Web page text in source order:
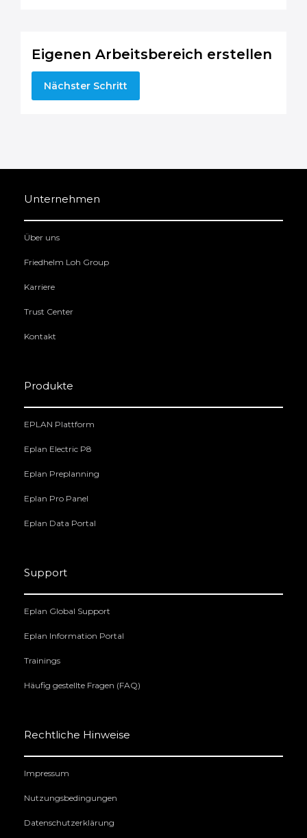
Eigenen Arbeitsbereich erstellen
Nächster Schritt
Unternehmen
Über uns
Friedhelm Loh Group
Karriere
Trust Center
Kontakt
Produkte
EPLAN Plattform
Eplan Electric P8
Eplan Preplanning
Eplan Pro Panel
Eplan Data Portal
Support
Eplan Global Support
Eplan Information Portal
Trainings
Häufig gestellte Fragen (FAQ)
Rechtliche Hinweise
Impressum
Nutzungsbedingungen
Datenschutzerklärung